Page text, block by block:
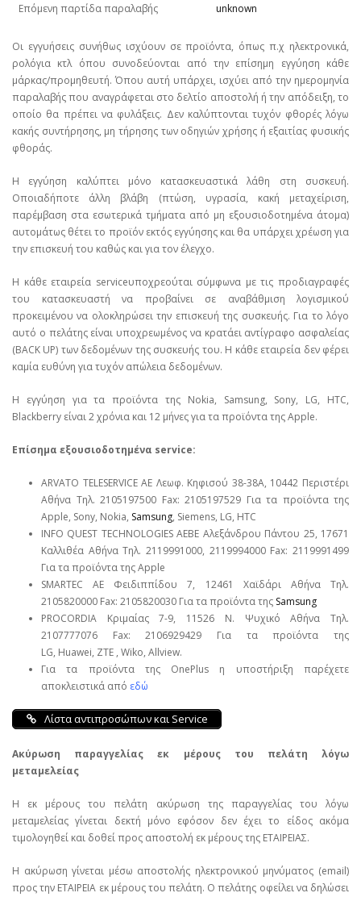
Επόμενη παρτίδα παραλαβής unknown
Οι εγγυήσεις συνήθως ισχύουν σε προϊόντα, όπως π.χ ηλεκτρονικά,
ρολόγια κτλ όπου συνοδεύονται από την επίσημη εγγύηση κάθε
μάρκας/προμηθευτή. Όπου αυτή υπάρχει, ισχύει από την ημερομηνία
παραλαβής που αναγράφεται στο δελτίο αποστολή ή την απόδειξη, το
οποίο θα πρέπει να φυλάξεις. Δεν καλύπτονται τυχόν φθορές λόγω
κακής συντήρησης, μη τήρησης των οδηγιών χρήσης ή εξαιτίας φυσικής
φθοράς.
Η εγγύηση καλύπτει μόνο κατασκευαστικά λάθη στη συσκευή.
Οποιαδήποτε άλλη βλάβη (πτώση, υγρασία, κακή μεταχείριση,
παρέμβαση στα εσωτερικά τμήματα από μη εξουσιοδοτημένα άτομα)
αυτομάτως θέτει το προϊόν εκτός εγγύησης και θα υπάρχει χρέωση για
την επισκευή του καθώς και για τον έλεγχο.
Η κάθε εταιρεία serviceυποχρεούται σύμφωνα με τις προδιαγραφές
του κατασκευαστή να προβαίνει σε αναβάθμιση λογισμικού
προκειμένου να ολοκληρώσει την επισκευή της συσκευής. Για το λόγο
αυτό ο πελάτης είναι υποχρεωμένος να κρατάει αντίγραφο ασφαλείας
(BACK UP) των δεδομένων της συσκευής του. Η κάθε εταιρεία δεν φέρει
καμία ευθύνη για τυχόν απώλεια δεδομένων.
Η εγγύηση για τα προϊόντα της Nokia, Samsung, Sony, LG, HTC,
Blackberry είναι 2 χρόνια και 12 μήνες για τα προϊόντα της Apple.
Επίσημα εξουσιοδοτημένα service:
ARVATO TELESERVICE ΑΕ Λεωφ. Κηφισού 38-38Α, 10442 Περιστέρι
Αθήνα Τηλ. 2105197500 Fax: 2105197529 Για τα προϊόντα της
Apple, Sony, Nokia, Samsung, Siemens, LG, HTC
INFO QUEST TECHNOLOGIES ΑΕΒΕ Αλεξάνδρου Πάντου 25, 17671
Καλλιθέα Αθήνα Τηλ. 2119991000, 2119994000 Fax: 2119991499
Για τα προϊόντα της Apple
SMARTEC ΑΕ Φειδιππίδου 7, 12461 Χαϊδάρι Αθήνα Τηλ.
2105820000 Fax: 2105820030 Για τα προϊόντα της Samsung
PROCORDIA Κριμαίας 7-9, 11526 Ν. Ψυχικό Αθήνα Τηλ.
2107777076 Fax: 2106929429 Για τα προϊόντα της
LG, Huawei, ΖΤΕ , Wiko, Allview.
Για τα προϊόντα της OnePlus η υποστήριξη παρέχετε
αποκλειστικά από εδώ
Λίστα αντιπροσώπων και Service
Ακύρωση παραγγελίας εκ μέρους του πελάτη λόγω
μεταμελείας
Η εκ μέρους του πελάτη ακύρωση της παραγγελίας του λόγω
μεταμελείας γίνεται δεκτή μόνο εφόσον δεν έχει το είδος ακόμα
τιμολογηθεί και δοθεί προς αποστολή εκ μέρους της ΕΤΑΙΡΕΙΑΣ.
Η ακύρωση γίνεται μέσω αποστολής ηλεκτρονικού μηνύματος (email)
προς την ΕΤΑΙΡΕΙΑ εκ μέρους του πελάτη. Ο πελάτης οφείλει να δηλώσει